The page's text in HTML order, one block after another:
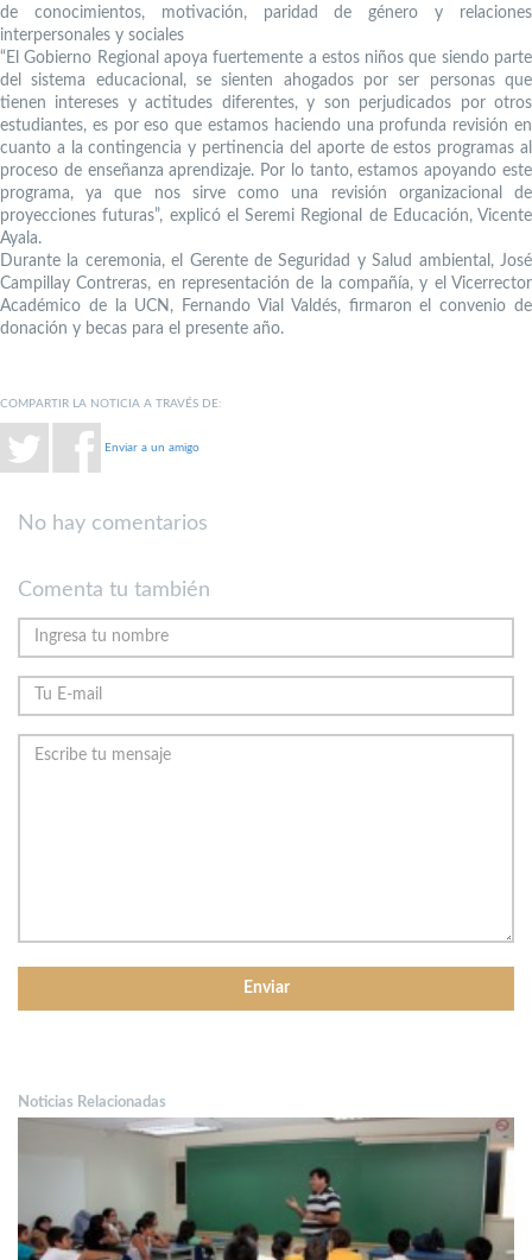
de conocimientos, motivación, paridad de género y relaciones
interpersonales y sociales
“El Gobierno Regional apoya fuertemente a estos niños que siendo parte
del sistema educacional, se sienten ahogados por ser personas que
tienen intereses y actitudes diferentes, y son perjudicados por otros
estudiantes, es por eso que estamos haciendo una profunda revisión en
cuanto a la contingencia y pertinencia del aporte de estos programas al
proceso de enseñanza aprendizaje. Por lo tanto, estamos apoyando este
programa, ya que nos sirve como una revisión organizacional de
proyecciones futuras”, explicó el Seremi Regional de Educación, Vicente
Ayala.
Durante la ceremonia, el Gerente de Seguridad y Salud ambiental, José
Campillay Contreras, en representación de la compañía, y el Vicerrector
Académico de la UCN, Fernando Vial Valdés, firmaron el convenio de
donación y becas para el presente año.
COMPARTIR LA NOTICIA A TRAVÉS DE:
Enviar a un amigo
No hay comentarios
Comenta tu también
Noticias Relacionadas